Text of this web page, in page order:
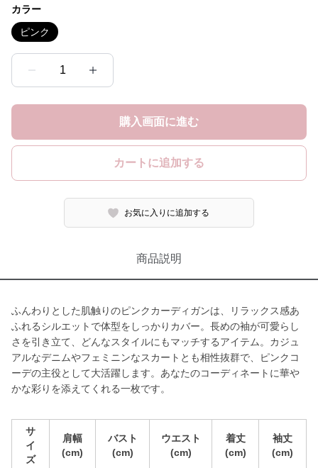
カラー
ピンク
1
購入画面に進む
カートに追加する
お気に入りに追加する
商品説明
ふんわりとした肌触りのピンクカーディガンは、リラックス感あ
ふれるシルエットで体型をしっかりカバー。長めの袖が可愛らし
さを引き立て、どんなスタイルにもマッチするアイテム。カジュ
アルなデニムやフェミニンなスカートとも相性抜群で、ピンクコ
ーデの主役として大活躍します。あなたのコーディネートに華や
かな彩りを添えてくれる一枚です。
サ
イ
ズ
肩幅
(cm)
バスト
(cm)
ウエスト
(cm)
着丈
(cm)
袖丈
(cm)